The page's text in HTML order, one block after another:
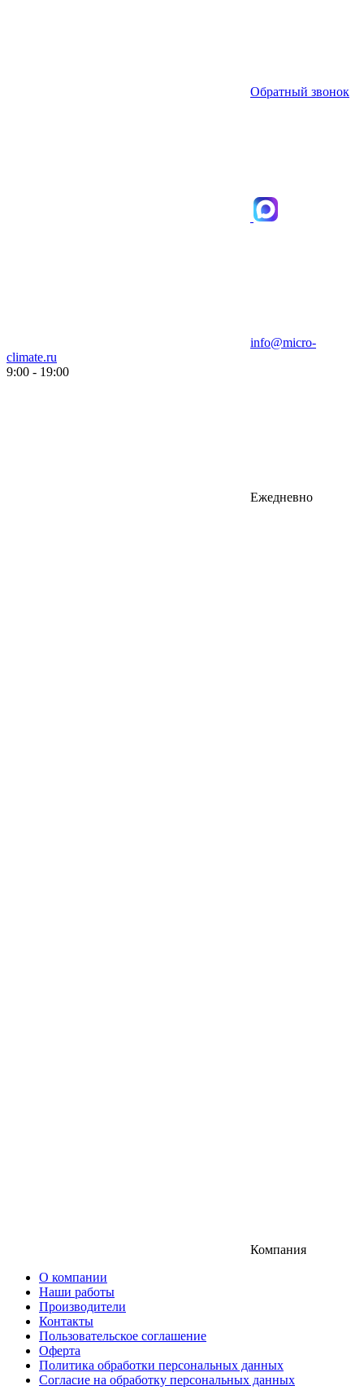
Обратный звонок
info@micro-
climate.ru
9:00 - 19:00
Ежедневно
Компания
О компании
Наши работы
Производители
Контакты
Пользовательское соглашение
Оферта
Политика обработки персональных данных
Согласие на обработку персональных данных